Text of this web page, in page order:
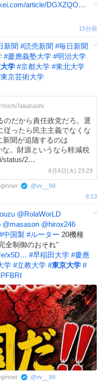
article/DGXZQO…
15分前
新聞 #読売新聞 #毎日新聞
#慶應義塾大学 #明治大学
学 #京都大学 #東北大学
東京芸術大学
のだから責任政党だろ。選
従ったら民主主義でなくな
新聞が追随するのは
。財源というなら軽減税
status/2…
8月4日(火) 23:29
@vv__99
8:13
@RolaWorLD
@masason @hirox246
中国製 #ルーター 20機種
全制御のおそれ"
x5D… #早稲田大学 #慶應
学 #立教大学 #東京大学 #
@vv__99